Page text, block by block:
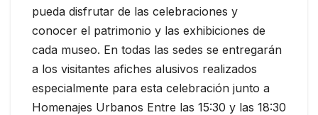
pueda disfrutar de las celebraciones y
conocer el patrimonio y las exhibiciones de
cada museo. En todas las sedes se entregarán
a los visitantes afiches alusivos realizados
especialmente para esta celebración junto a
Homenajes Urbanos Entre las 15:30 y las 18:30